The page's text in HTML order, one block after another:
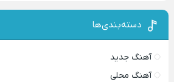
دسته‌بندی‌ها
آهنگ جدید
آهنگ محلی